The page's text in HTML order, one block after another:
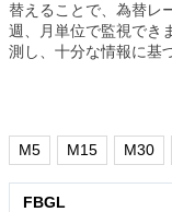
替えることで、為替レ
週、月単位で監視でき
測し、十分な情報に基
M5 M15 M30
FBGL